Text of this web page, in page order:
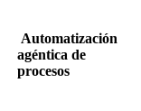
Automatización
agéntica de
procesos